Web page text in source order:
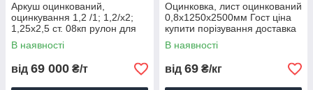
Аркуш оцинкований,
оцинкування 1,2 /1; 1,2/х2;
1,25х2,5 ст. 08кп рулон для
порізування ціна
В наявності
від 69 000 ₴/т
Оцинковка, лист оцинкований
0,8х1250х2500мм Гост ціна
купити порізування доставка
В наявності
від 69 ₴/кг